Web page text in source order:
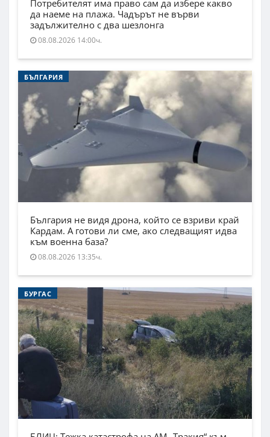
Потребителят има право сам да избере какво
да наеме на плажа. Чадърът не върви
задължително с два шезлонга
08.08.2026 14:00ч.
БЪЛГАРИЯ
България не видя дрона, който се взриви край
Кардам. А готови ли сме, ако следващият идва
към военна база?
08.08.2026 13:35ч.
БУРГАС